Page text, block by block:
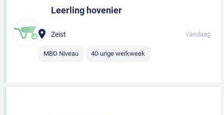
Leerling hovenier
Zeist Vandaag
MBO Niveau 40-urige werkweek